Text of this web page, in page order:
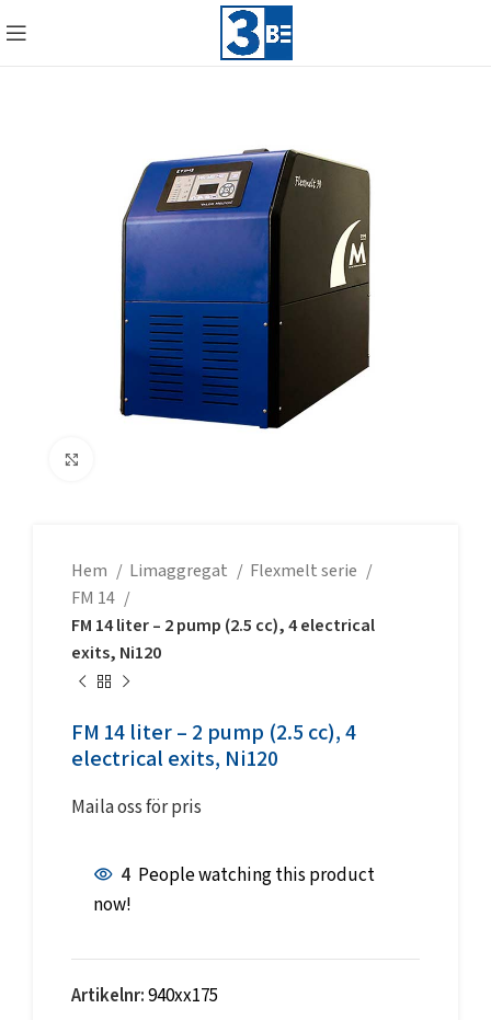
Hem Limaggregat
Flexmelt serie
FM 14
FM 14 liter – 2 pump (2.5 cc), 4 electrical
exits, Ni120
FM 14 liter – 2 pump (2.5 cc), 4
electrical exits, Ni120
Maila oss för pris
4 People watching this product
now!
Artikelnr:940xx175